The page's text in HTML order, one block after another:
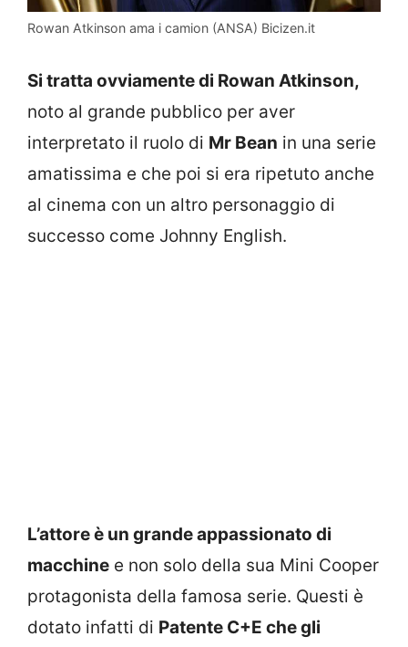
Rowan Atkinson ama i camion (ANSA) Bicizen.it
Si tratta ovviamente di Rowan Atkinson,
noto al grande pubblico per aver
interpretato il ruolo di Mr Bean in una serie
amatissima e che poi si era ripetuto anche
al cinema con un altro personaggio di
successo come Johnny English.
L’attore è un grande appassionato di
macchine e non solo della sua Mini Cooper
protagonista della famosa serie. Questi è
dotato infatti di Patente C+E che gli